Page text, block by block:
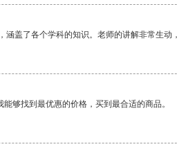
涵盖了各个学科的知识。老师的讲解非常生动
够找到最优惠的价格，买到最合适的商品。